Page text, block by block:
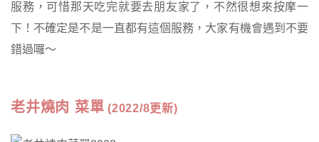
服務，可惜那天吃完就要去朋友家了，不然很想來按摩一
下！不確定是不是一直都有這個服務，大家有機會遇到不要
錯過囉～
老井燒肉 菜單 (2022/8更新)